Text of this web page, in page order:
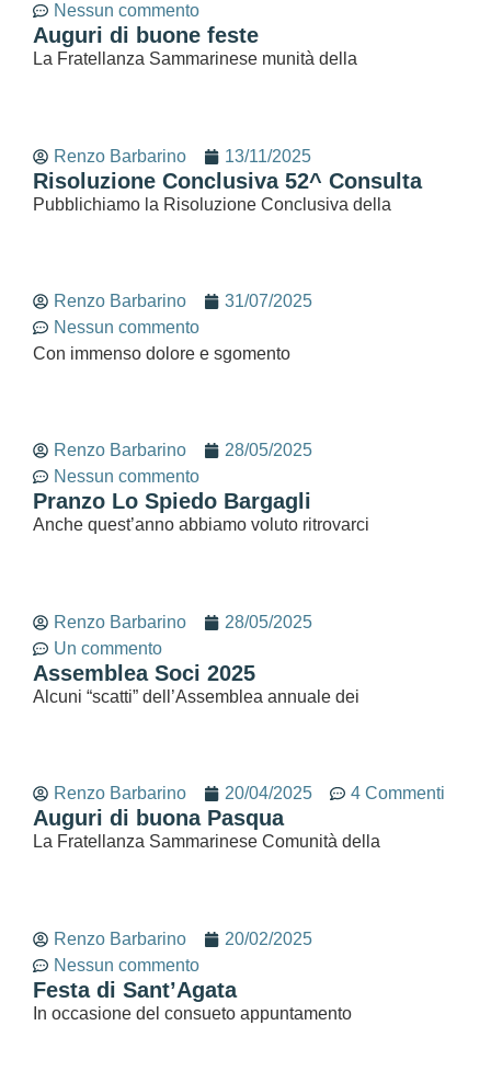
Nessun commento
Auguri di buone feste
La Fratellanza Sammarinese munità della
Renzo Barbarino 13/11/2025
Risoluzione Conclusiva 52^ Consulta
Pubblichiamo la Risoluzione Conclusiva della
Renzo Barbarino
31/07/2025
Nessun commento
Con immenso dolore e sgomento
Renzo Barbarino
28/05/2025
Nessun commento
Pranzo Lo Spiedo Bargagli
Anche quest’anno abbiamo voluto ritrovarci
Renzo Barbarino
28/05/2025
Un commento
Assemblea Soci 2025
Alcuni “scatti” dell’Assemblea annuale dei
Renzo Barbarino 20/04/2025 4 Commenti
Auguri di buona Pasqua
La Fratellanza Sammarinese Comunità della
Renzo Barbarino
20/02/2025
Nessun commento
Festa di Sant’Agata
In occasione del consueto appuntamento